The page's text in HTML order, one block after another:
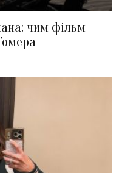
чим фільм